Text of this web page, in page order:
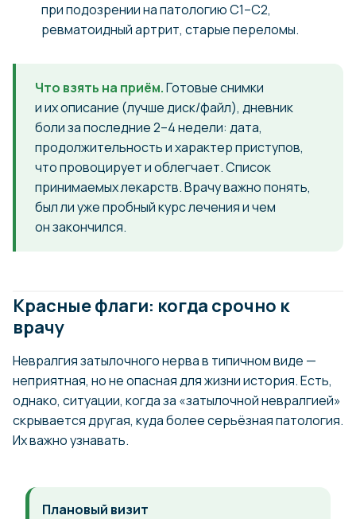
при подозрении на патологию С1–С2,
ревматоидный артрит, старые переломы.
Что взять на приём.Готовые снимки
и их описание (лучше диск/файл), дневник
боли за последние 2–4 недели: дата,
продолжительность и характер приступов,
что провоцирует и облегчает. Список
принимаемых лекарств. Врачу важно понять,
был ли уже пробный курс лечения и чем
он закончился.
Красные флаги: когда срочно к
врачу
Невралгия затылочного нерва в типичном виде —
неприятная, но не опасная для жизни история. Есть,
однако, ситуации, когда за «затылочной невралгией»
скрывается другая, куда более серьёзная патология.
Их важно узнавать.
Плановый визит